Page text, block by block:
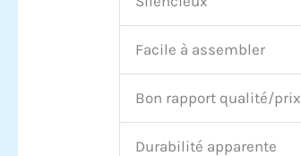
Facile à assembler
Bon rapport qualité/prix
Durabilité apparente